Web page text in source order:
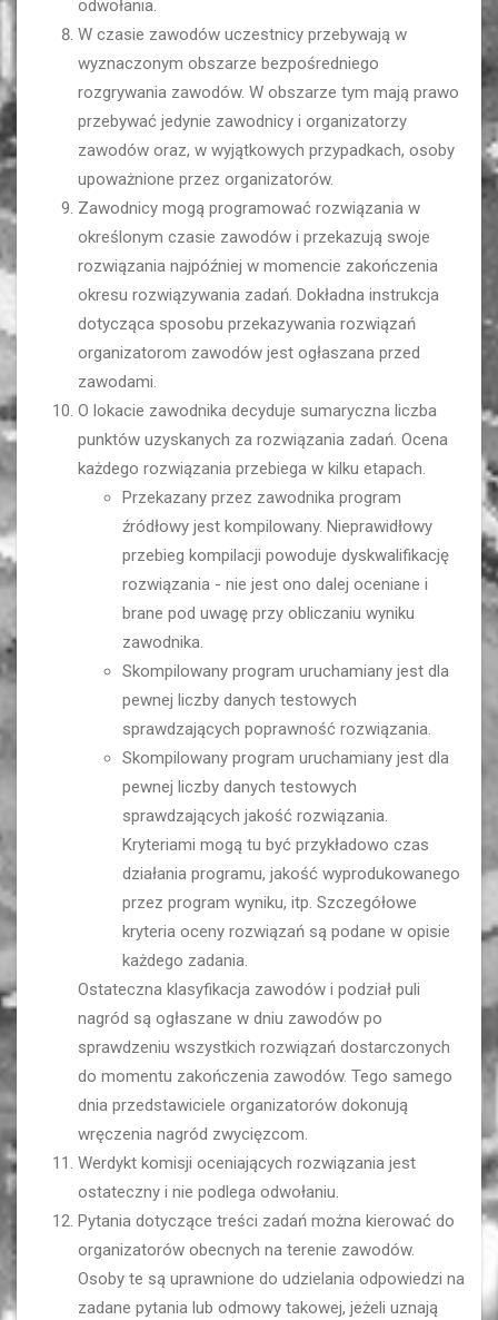
odwołania.
W czasie zawodów uczestnicy przebywają w
wyznaczonym obszarze bezpośredniego
rozgrywania zawodów. W obszarze tym mają prawo
przebywać jedynie zawodnicy i organizatorzy
zawodów oraz, w wyjątkowych przypadkach, osoby
upoważnione przez organizatorów.
Zawodnicy mogą programować rozwiązania w
określonym czasie zawodów i przekazują swoje
rozwiązania najpóźniej w momencie zakończenia
okresu rozwiązywania zadań. Dokładna instrukcja
dotycząca sposobu przekazywania rozwiązań
organizatorom zawodów jest ogłaszana przed
zawodami.
O lokacie zawodnika decyduje sumaryczna liczba
punktów uzyskanych za rozwiązania zadań. Ocena
każdego rozwiązania przebiega w kilku etapach.
Przekazany przez zawodnika program
źródłowy jest kompilowany. Nieprawidłowy
przebieg kompilacji powoduje dyskwalifikację
rozwiązania - nie jest ono dalej oceniane i
brane pod uwagę przy obliczaniu wyniku
zawodnika.
Skompilowany program uruchamiany jest dla
pewnej liczby danych testowych
sprawdzających poprawność rozwiązania.
Skompilowany program uruchamiany jest dla
pewnej liczby danych testowych
sprawdzających jakość rozwiązania.
Kryteriami mogą tu być przykładowo czas
działania programu, jakość wyprodukowanego
przez program wyniku, itp. Szczegółowe
kryteria oceny rozwiązań są podane w opisie
każdego zadania.
Ostateczna klasyfikacja zawodów i podział puli
nagród są ogłaszane w dniu zawodów po
sprawdzeniu wszystkich rozwiązań dostarczonych
do momentu zakończenia zawodów. Tego samego
dnia przedstawiciele organizatorów dokonują
wręczenia nagród zwycięzcom.
Werdykt komisji oceniających rozwiązania jest
ostateczny i nie podlega odwołaniu.
Pytania dotyczące treści zadań można kierować do
organizatorów obecnych na terenie zawodów.
Osoby te są uprawnione do udzielania odpowiedzi na
zadane pytania lub odmowy takowej, jeżeli uznają